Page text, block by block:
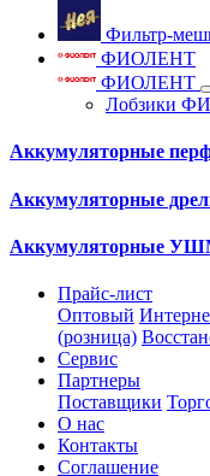
Фильтр-
ФИОЛЕНТ
ФИОЛЕНТ
Лобзики
Аккумуляторные
Аккумуляторные
Аккумуляторные
Прайс-лист
Оптовый
(розница)
Сервис
Партнеры
Поставщики
О нас
Контакты
Соглашение